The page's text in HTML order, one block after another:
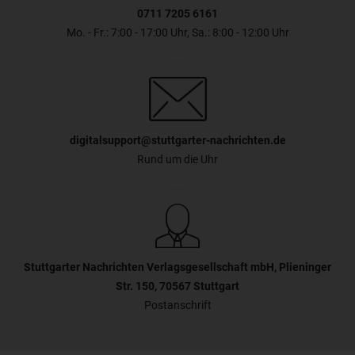
Sie zur Website zurückkehren. Wenn Ihnen die Schriftgröße
nun zu klein sein sollte, lesen Sie den Abschnitt Die Schrift
0711 7205 6161
Mo. - Fr.: 7:00 - 17:00 Uhr, Sa.: 8:00 - 12:00 Uhr
digitalsupport@stuttgarter-nachrichten.de
Rund um die Uhr
Stuttgarter Nachrichten Verlagsgesellschaft mbH, Plieninger
Str. 150, 70567 Stuttgart
Postanschrift